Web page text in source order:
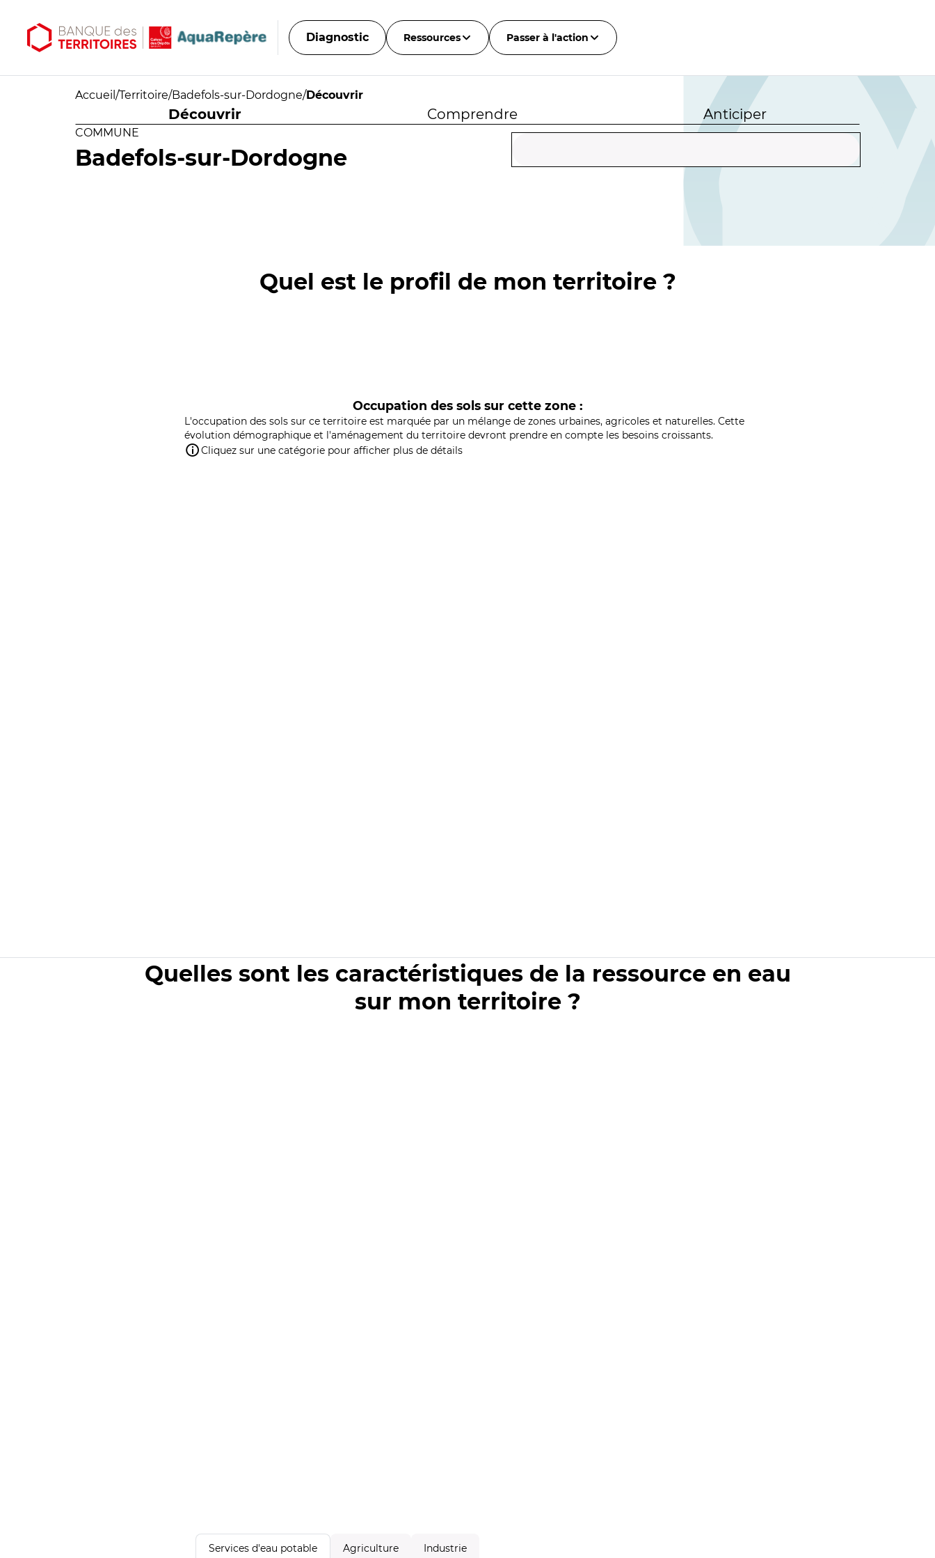
Diagnostic Ressources Passer à l'action
Accueil /Territoire/Badefols-sur-Dordogne/Découvrir
Découvrir Comprendre Anticiper
COMMUNE
Badefols-sur-Dordogne
Quel est le profil de mon territoire ?
Occupation des sols sur cette zone :
L'occupation des sols sur ce territoire est marquée par un mélange de zones urbaines, agricoles et naturelles. Cette
évolution démographique et l'aménagement du territoire devront prendre en compte les besoins croissants.
Cliquez sur une catégorie pour afficher plus de détails
Quelles sont les caractéristiques de la ressource en eau
sur mon territoire ?
Services d'eau potable Agriculture Industrie